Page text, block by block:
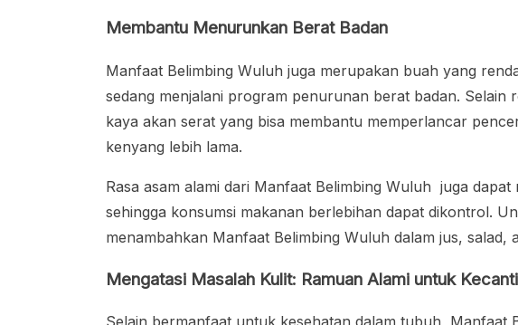
Membantu Menurunkan Berat Badan
Manfaat Belimbing Wuluh juga merupakan buah yang
sedang menjalani program penurunan berat badan. Selain
kaya akan serat yang bisa membantu memperlancar
kenyang lebih lama.
Rasa asam alami dari Manfaat Belimbing Wuluh juga
sehingga konsumsi makanan berlebihan dapat dikontrol.
menambahkan Manfaat Belimbing Wuluh dalam jus, salad,
Mengatasi Masalah Kulit: Ramuan Alami untuk